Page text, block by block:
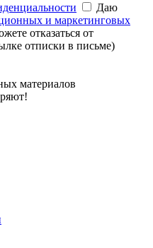
Даю
и маркетинговых
отказаться от
отписки в письме)
материалов